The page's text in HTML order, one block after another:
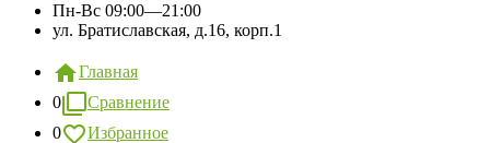
Пн-Вс 09:00—21:00
ул. Братиславская, д.16, корп.1
Главная
0
Сравнение
0
Избранное